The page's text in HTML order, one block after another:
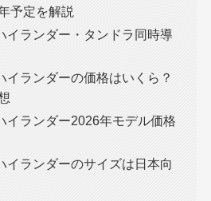
予定を解説
イランダー・タンドラ同時導
イランダーの価格はいくら？
イランダー2026年モデル価格
イランダーのサイズは日本向